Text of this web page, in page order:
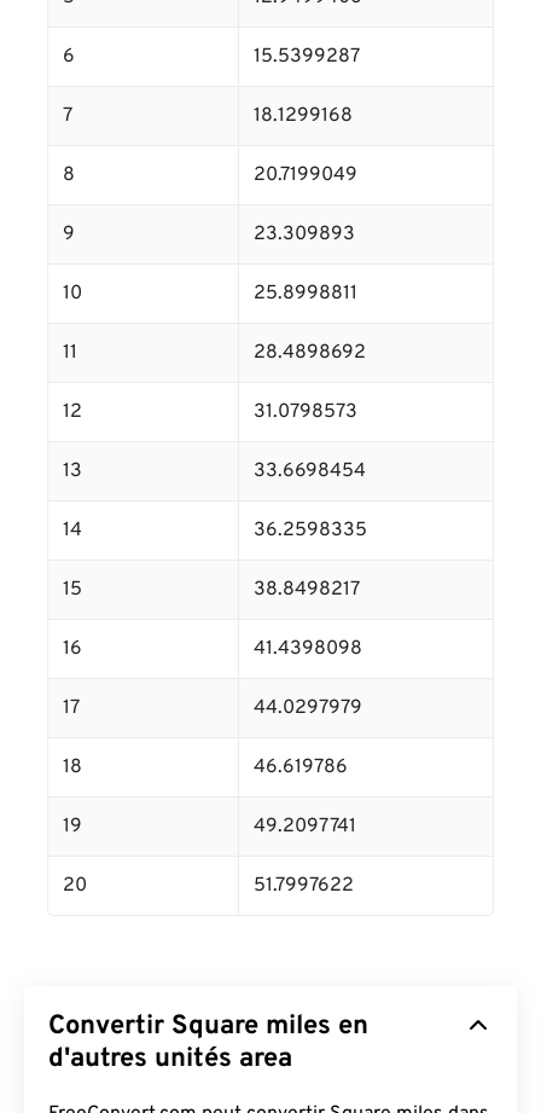
6 15.5399287
7 18.1299168
8 20.7199049
9 23.309893
10 25.8998811
11 28.4898692
12 31.0798573
13 33.6698454
14 36.2598335
15 38.8498217
16 41.4398098
17 44.0297979
18 46.619786
19 49.2097741
20 51.7997622
Convertir Square miles en
d'autres unités area